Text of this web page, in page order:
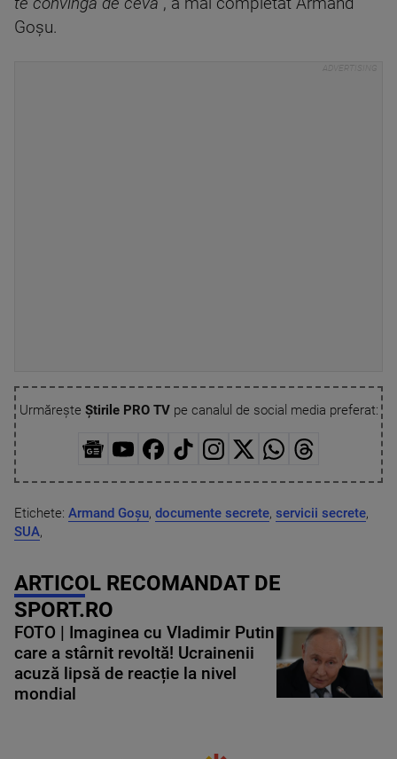
Goşu.
Urmărește Știrile PRO TVpe canalul de social media preferat:
Etichete: Armand Goșu, documente secrete, servicii secrete,
SUA,
ARTICOL RECOMANDAT DE
SPORT.RO
FOTO | Imaginea cu Vladimir Putin
care a stârnit revoltă! Ucrainenii
acuză lipsă de reacție la nivel
mondial